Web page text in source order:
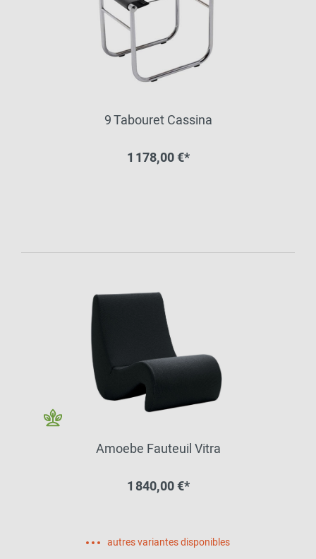
9 Tabouret Cassina
1 178,00 €*
Amoebe Fauteuil Vitra
1 840,00 €*
autres variantes disponibles